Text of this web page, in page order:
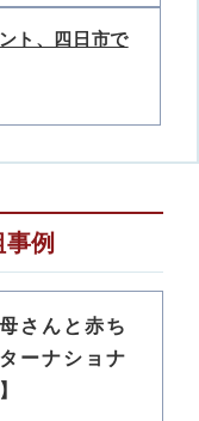
ト、四日市で
例
さんと赤ち
ーナショナ